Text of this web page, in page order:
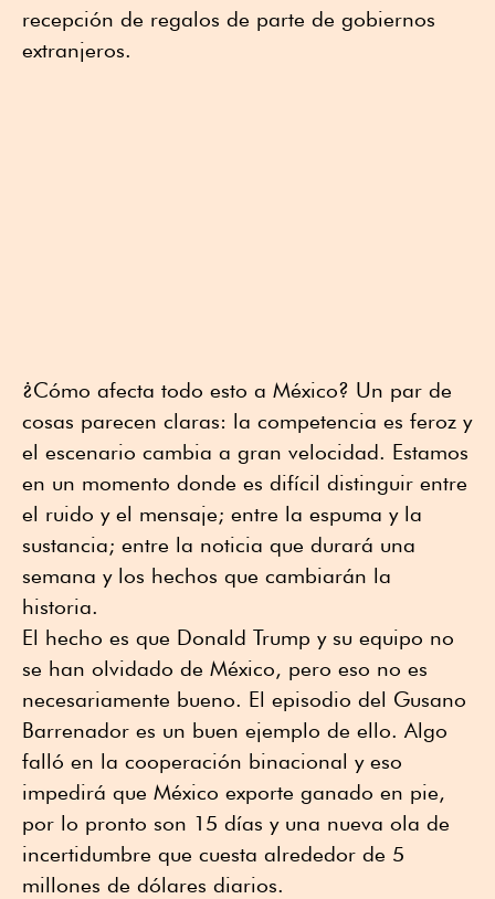
recepción de regalos de parte de gobiernos
extranjeros.
¿Cómo afecta todo esto a México? Un par de
cosas parecen claras: la competencia es feroz y
el escenario cambia a gran velocidad. Estamos
en un momento donde es difícil distinguir entre
el ruido y el mensaje; entre la espuma y la
sustancia; entre la noticia que durará una
semana y los hechos que cambiarán la
historia.
El hecho es que Donald Trump y su equipo no
se han olvidado de México, pero eso no es
necesariamente bueno. El episodio del Gusano
Barrenador es un buen ejemplo de ello. Algo
falló en la cooperación binacional y eso
impedirá que México exporte ganado en pie,
por lo pronto son 15 días y una nueva ola de
incertidumbre que cuesta alrededor de 5
millones de dólares diarios.